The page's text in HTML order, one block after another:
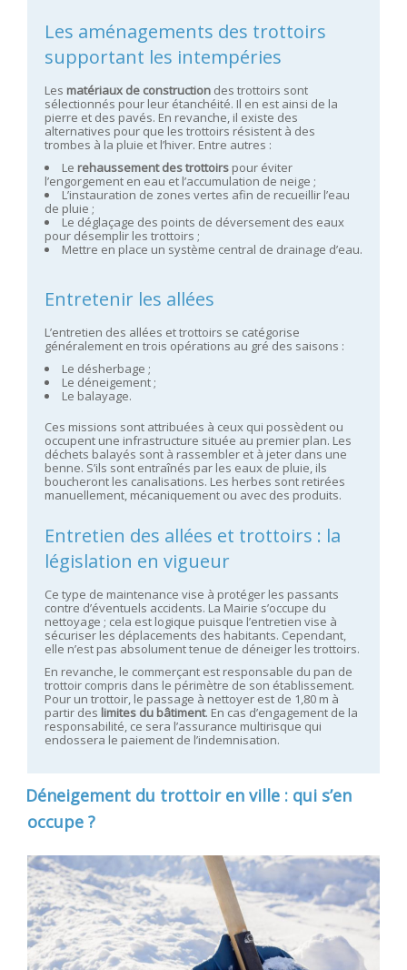
Les aménagements des trottoirs
supportant les intempéries
Les matériaux de construction des trottoirs sont
sélectionnés pour leur étanchéité. Il en est ainsi de la
pierre et des pavés. En revanche, il existe des
alternatives pour que les trottoirs résistent à des
trombes à la pluie et l’hiver. Entre autres :
Le rehaussement des trottoirs pour éviter
l’engorgement en eau et l’accumulation de neige ;
L’instauration de zones vertes afin de recueillir l’eau
de pluie ;
Le déglaçage des points de déversement des eaux
pour désemplir les trottoirs ;
Mettre en place un système central de drainage d’eau.
Entretenir les allées
L’entretien des allées et trottoirs se catégorise
généralement en trois opérations au gré des saisons :
Le désherbage ;
Le déneigement ;
Le balayage.
Ces missions sont attribuées à ceux qui possèdent ou
occupent une infrastructure située au premier plan. Les
déchets balayés sont à rassembler et à jeter dans une
benne. S’ils sont entraînés par les eaux de pluie, ils
boucheront les canalisations. Les herbes sont retirées
manuellement, mécaniquement ou avec des produits.
Entretien des allées et trottoirs : la
législation en vigueur
Ce type de maintenance vise à protéger les passants
contre d’éventuels accidents. La Mairie s’occupe du
nettoyage ; cela est logique puisque l’entretien vise à
sécuriser les déplacements des habitants. Cependant,
elle n’est pas absolument tenue de déneiger les trottoirs.
En revanche, le commerçant est responsable du pan de
trottoir compris dans le périmètre de son établissement.
Pour un trottoir, le passage à nettoyer est de 1,80 m à
partir des limites du bâtiment. En cas d’engagement de la
responsabilité, ce sera l’assurance multirisque qui
endossera le paiement de l’indemnisation.
Déneigement du trottoir en ville : qui s’en
occupe ?